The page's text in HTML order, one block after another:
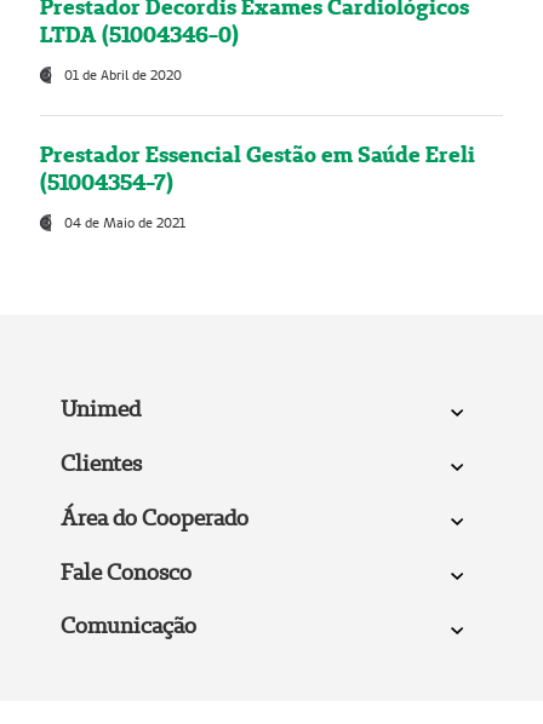
Prestador Decordis Exames Cardiológicos
LTDA (51004346-0)
01 de Abril de 2020
Prestador Essencial Gestão em Saúde Ereli
(51004354-7)
04 de Maio de 2021
Unimed
Clientes
Área do Cooperado
Fale Conosco
Comunicação